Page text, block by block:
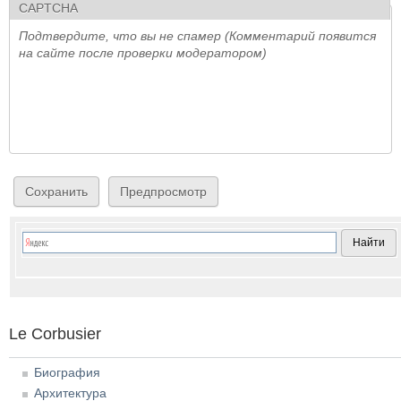
CAPTCHA
Подтвердите, что вы не спамер (Комментарий появится
на сайте после проверки модератором)
Le Corbusier
Биография
Архитектура